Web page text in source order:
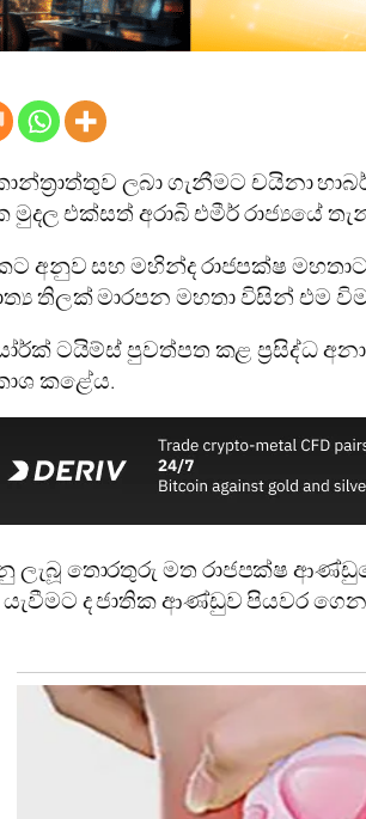
ලබා ගැනීමට චයිනා
එක්‌සත් අරාබි එමීර් රාජ්‍යයේ
අනුව සහ මහින්ද රාජපක්ෂ
තිලක් මාරපන මහතා විසින් එම
ටයිම්ස්‌ පුවත්පත කළ ප්‍රසිද්ධ
කළේය.
තොරතුරු මත රාජපක්ෂ
ද ජාතික ආණ්ඩුව පියවර